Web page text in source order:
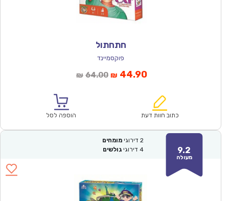
חתחתול
פוקסמיינד
₪ 64.00המחיר
₪64.00.
₪ 44.90המחיר
הוא:
כתוב חוות דעת הוספה לסל
9.2
מעולה
2 דירוגי מומחים
4 דירוגי גולשים